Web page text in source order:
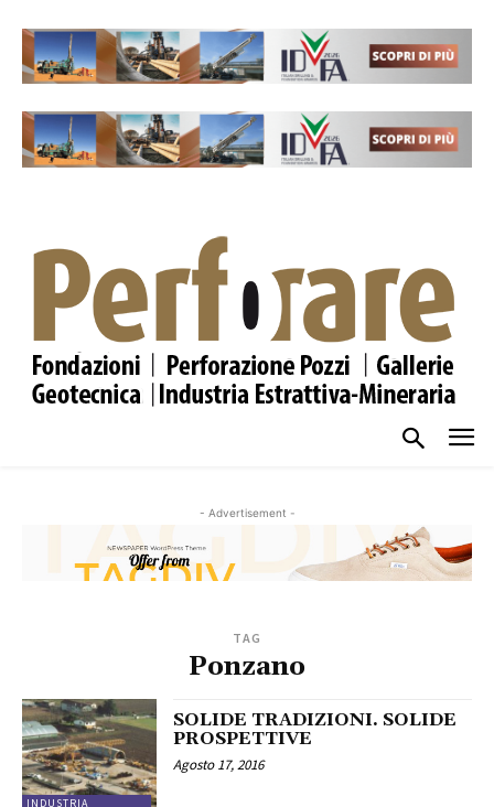
- Advertisement -
TAG
Ponzano
INDUSTRIA
SOLIDE TRADIZIONI. SOLIDE
PROSPETTIVE
Agosto 17, 2016